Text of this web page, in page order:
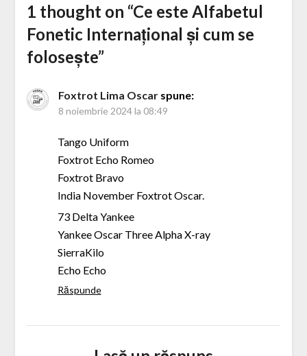
1 thought on “Ce este Alfabetul
Fonetic Internațional și cum se
folosește”
Foxtrot Lima Oscar spune:
8 noiembrie 2024 la 08:49
Tango Uniform
Foxtrot Echo Romeo
Foxtrot Bravo
India November Foxtrot Oscar.
73 Delta Yankee
Yankee Oscar Three Alpha X-ray
SierraKilo
Echo Echo
Răspunde